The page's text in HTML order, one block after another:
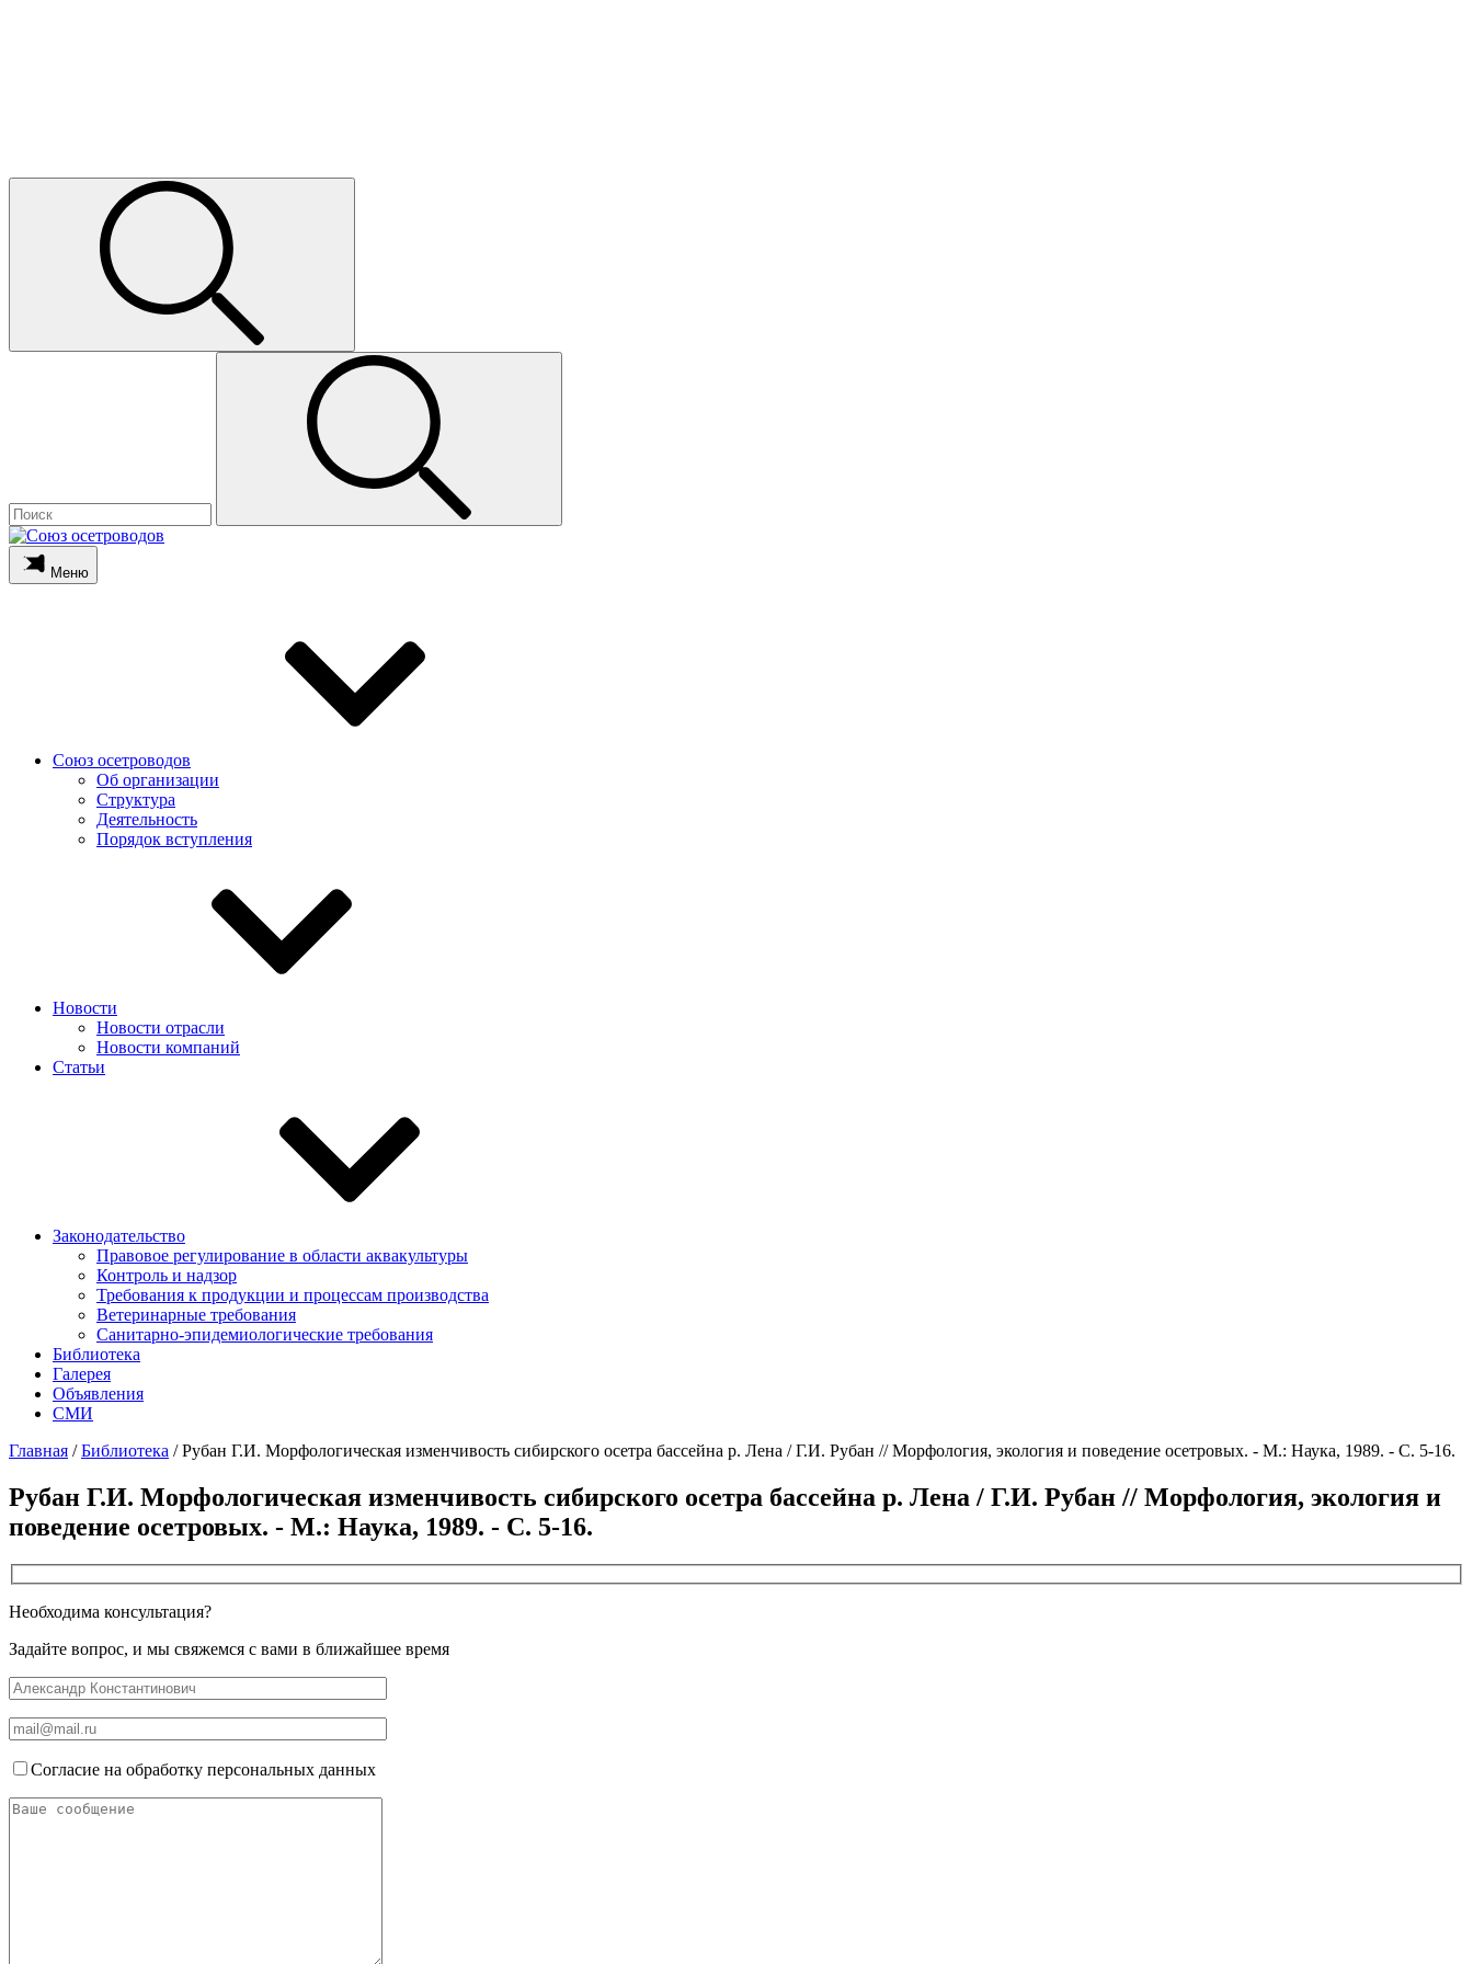
Меню
Союз осетроводов
Об организации
Структура
Деятельность
Порядок вступления
Новости
Новости отрасли
Новости компаний
Статьи
Законодательство
Правовое регулирование в области аквакультуры
Контроль и надзор
Требования к продукции и процессам производства
Ветеринарные требования
Санитарно-эпидемиологические требования
Библиотека
Галерея
Объявления
СМИ
Главная /Библиотека /Рубан Г.И. Морфологическая изменчивость сибирского осетра бассейна р. Лена / Г.И. Рубан // Морфология, экология и поведение осетровых. - М.: Наука, 1989. - С. 5-16.
Рубан Г.И. Морфологическая изменчивость сибирского осетра бассейна р. Лена / Г.И. Рубан // Морфология, экология и
поведение осетровых. - М.: Наука, 1989. - С. 5-16.
Необходима консультация?
Задайте вопрос, и мы свяжемся с вами в ближайшее время
Согласие на обработку персональных данных